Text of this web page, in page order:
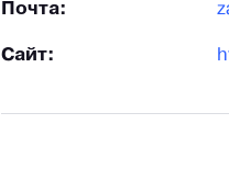
Почта:
Сайт: